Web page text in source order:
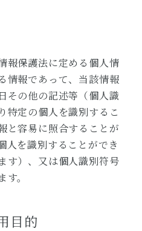
報保護法に定める個人情
情報であって、当該情報
その他の記述等（個人識
特定の個人を識別するこ
と容易に照合することが
人を識別することができ
す）、又は個人識別符号
。
目的